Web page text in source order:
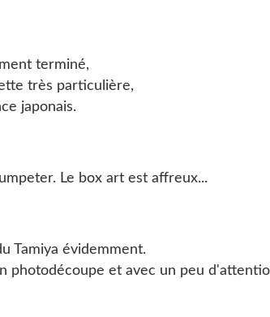
terminé,
très particulière,
japonais.
Le box art est affreux...
Tamiya évidemment.
photodécoupe et avec un peu